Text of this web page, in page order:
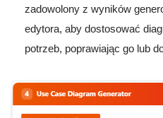
zadowolony z wyników
edytora, aby dostosować
potrzeb, poprawiając go lub